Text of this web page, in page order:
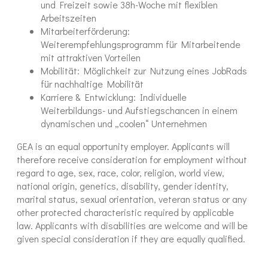
und Freizeit sowie 38h-Woche mit flexiblen
Arbeitszeiten
Mitarbeiterförderung:
Weiterempfehlungsprogramm für Mitarbeitende
mit attraktiven Vorteilen
Mobilität: Möglichkeit zur Nutzung eines JobRads
für nachhaltige Mobilität
Karriere & Entwicklung: Individuelle
Weiterbildungs- und Aufstiegschancen in einem
dynamischen und „coolen“ Unternehmen
GEA is an equal opportunity employer. Applicants will
therefore receive consideration for employment without
regard to age, sex, race, color, religion, world view,
national origin, genetics, disability, gender identity,
marital status, sexual orientation, veteran status or any
other protected characteristic required by applicable
law. Applicants with disabilities are welcome and will be
given special consideration if they are equally qualified.